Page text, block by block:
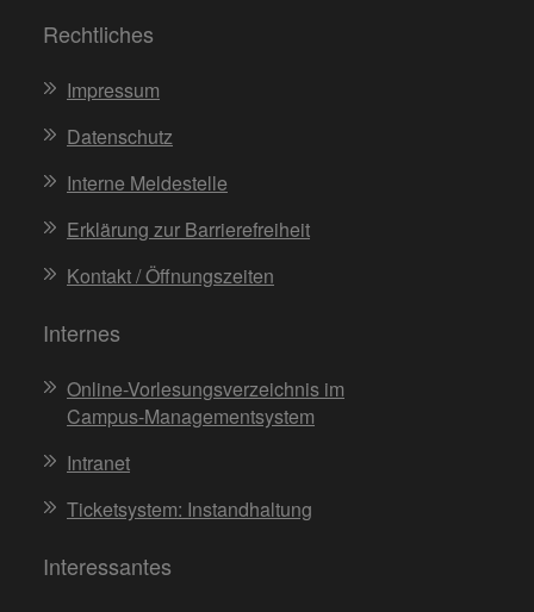
Rechtliches
Impressum
Datenschutz
Interne Meldestelle
Erklärung zur Barrierefreiheit
Kontakt / Öffnungszeiten
Internes
Online-Vorlesungsverzeichnis im
Campus-Managementsystem
Intranet
Ticketsystem: Instandhaltung
Interessantes